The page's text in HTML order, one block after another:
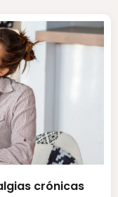
crónicas